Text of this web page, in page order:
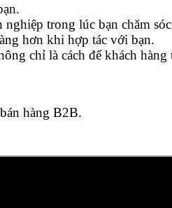
trong lúc bạn chăm
hơn khi hợp tác với bạn.
chỉ là cách để khách
hàng B2B.